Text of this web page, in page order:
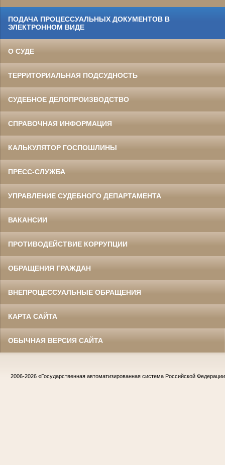
ПОДАЧА ПРОЦЕССУАЛЬНЫХ ДОКУМЕНТОВ В
ЭЛЕКТРОННОМ ВИДЕ
О СУДЕ
ТЕРРИТОРИАЛЬНАЯ ПОДСУДНОСТЬ
СУДЕБНОЕ ДЕЛОПРОИЗВОДСТВО
СПРАВОЧНАЯ ИНФОРМАЦИЯ
КАЛЬКУЛЯТОР ГОСПОШЛИНЫ
ПРЕСС-СЛУЖБА
УПРАВЛЕНИЕ СУДЕБНОГО ДЕПАРТАМЕНТА
ВАКАНСИИ
ПРОТИВОДЕЙСТВИЕ КОРРУПЦИИ
ОБРАЩЕНИЯ ГРАЖДАН
ВНЕПРОЦЕССУАЛЬНЫЕ ОБРАЩЕНИЯ
КАРТА САЙТА
ОБЫЧНАЯ ВЕРСИЯ САЙТА
2006-2026 «Государственная автоматизированная система Российской